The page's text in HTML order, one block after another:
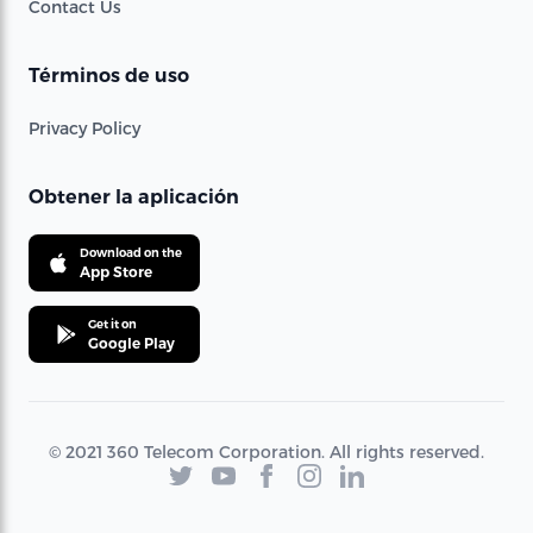
Contact Us
Términos de uso
Privacy Policy
Obtener la aplicación
Download on the
App Store
Get it on
Google Play
© 2021 360 Telecom Corporation. All rights reserved.